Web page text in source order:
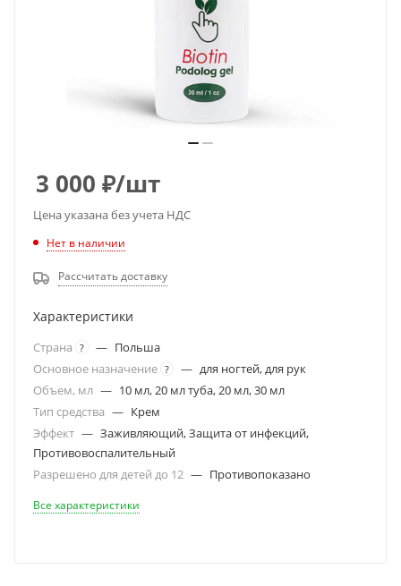
3 000 ₽/шт
Цена указана без учета НДС
Нет в наличии
Рассчитать доставку
Характеристики
Страна ? — Польша
Основное назначение ? — для ногтей, для рук
Объем, мл — 10 мл, 20 мл туба, 20 мл, 30 мл
Тип средства — Крем
Эффект — Заживляющий, Защита от инфекций,
Противовоспалительный
Разрешено для детей до 12 — Противопоказано
Все характеристики